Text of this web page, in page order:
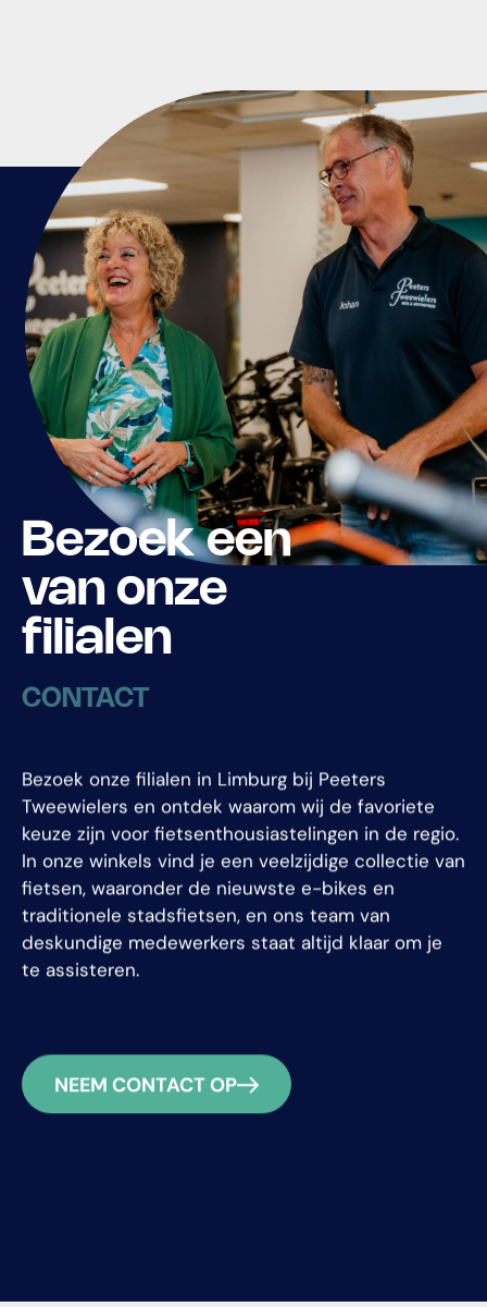
CONTACT
Bezoek een
van onze
filialen
Bezoek onze filialen in Limburg bij Peeters
Tweewielers en ontdek waarom wij de favoriete
keuze zijn voor fietsenthousiastelingen in de regio.
In onze winkels vind je een veelzijdige collectie van
fietsen, waaronder de nieuwste e-bikes en
traditionele stadsfietsen, en ons team van
deskundige medewerkers staat altijd klaar om je
te assisteren.
NEEM CONTACT OP